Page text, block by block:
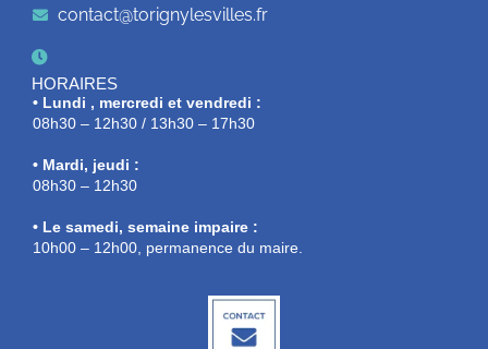
contact@torignylesvilles.fr
HORAIRES
• Lundi , mercredi et vendredi :
08h30 – 12h30 / 13h30 – 17h30
• Mardi, jeudi :
08h30 – 12h30
• Le samedi, semaine impaire :
10h00 – 12h00, permanence du maire.